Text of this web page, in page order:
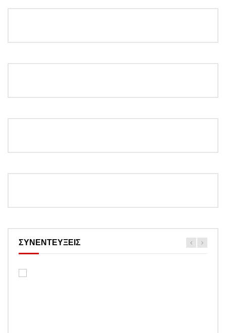
ΣΥΝΕΝΤΕΥΞΕΙΣ